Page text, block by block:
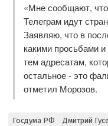
«Мне сообщают,
Телеграм идут
Заявляю, что в
какими просьбами
тем адресатам,
остальное - это
отметил Морозов.
Госдума РФ Дмитрий